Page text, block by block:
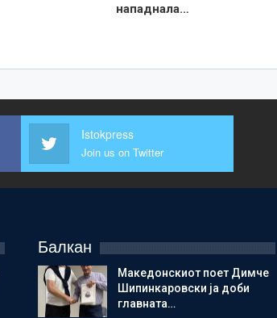
нападнала…
Istokpress
Join us on Twitter
Балкан
Македонскиот поет Димче
Шипинкаровски ја доби
главната…